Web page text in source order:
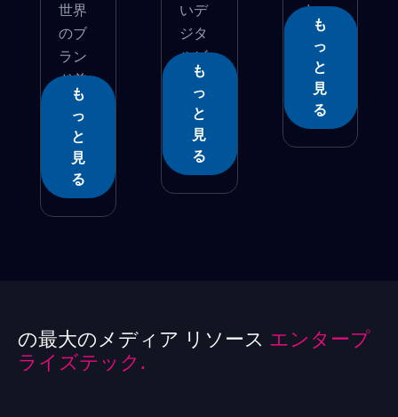
世界
のブ
ラン
ド差
別化...
も
っ
と
見
る
いデ
ジタ
ルビ
ジネ...
も
っ
と
見
る
ま
す。
も
っ
と
見
る
の最大のメディア リソース エンタープ
ライズテック.